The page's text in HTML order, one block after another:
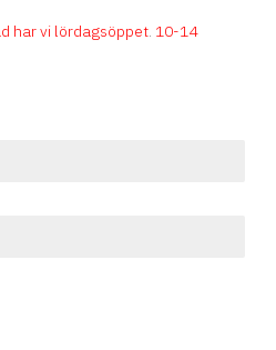
har vi lördagsöppet. 10-14